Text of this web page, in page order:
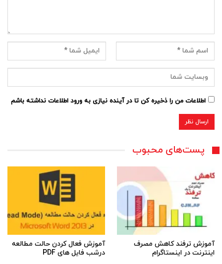
اطلاعات من را ذخیره کن تا در آینده نیازی به ورود اطلاعات نداشته باشم
پست‌های محبوب
آموزش ترفند کاهش مصرف
اینترنت در اینستاگرام
آموزش فعال کردن حالت مطالعه
درشب فایل های PDF